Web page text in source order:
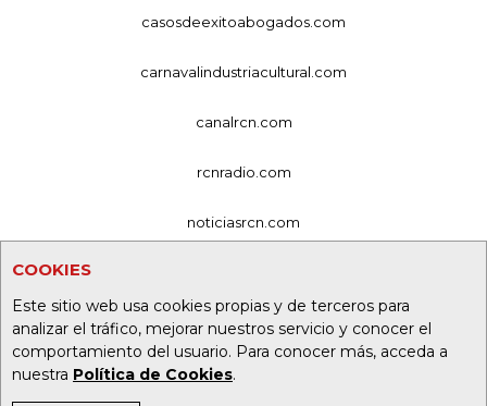
COOKIES
Este sitio web usa cookies propias y de terceros para
analizar el tráfico, mejorar nuestros servicio y conocer el
comportamiento del usuario. Para conocer más, acceda a
nuestra Política de Cookies.
casosdeexitoabogados.com
carnavalindustriacultural.com
canalrcn.com
rcnradio.com
noticiasrcn.com
alerta.com.co
deportesrcn.com